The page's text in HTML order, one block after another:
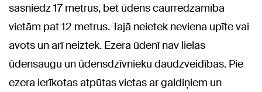
sasniedz 17 metrus, bet ūdens caurredzamība
vietām pat 12 metrus. Tajā neietek neviena upīte vai
avots un arī neiztek. Ezera ūdenī nav lielas
ūdensaugu un ūdensdzīvnieku daudzveidības. Pie
ezera ierīkotas atpūtas vietas ar galdiņiem un